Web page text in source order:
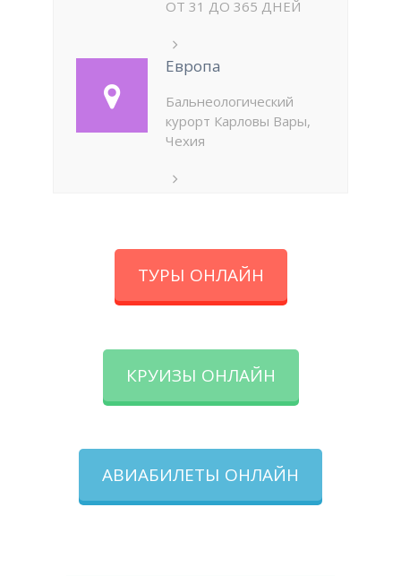
ОТ 31 ДО 365 ДНЕЙ
Европа
Бальнеологический
курорт Карловы Вары,
Чехия
ТУРЫ ОНЛАЙН
КРУИЗЫ ОНЛАЙН
АВИАБИЛЕТЫ ОНЛАЙН